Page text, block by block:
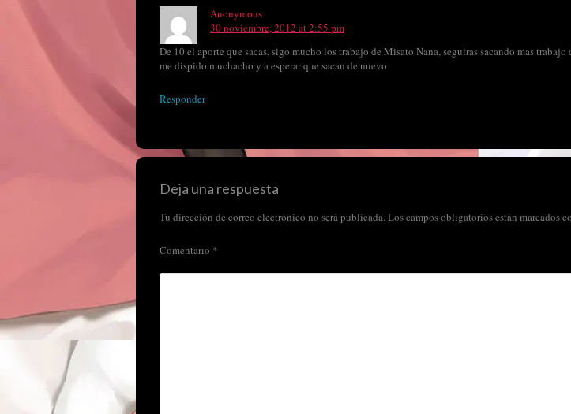
Anonymous
30 noviembre, 2012 at 2:55 pm
De 10 el aporte que sacas, sigo mucho los trabajo de Misato Nana, seguiras sacando mas trabajo
me dispido muchacho y a esperar que sacan de nuevo
Responder
Deja una respuesta
Tu dirección de correo electrónico no será publicada.Los campos obligatorios están marcados
Comentario *